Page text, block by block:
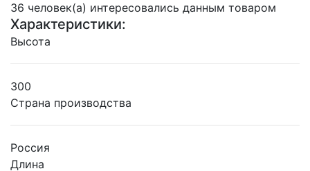
36 человек(а) интересовались данным товаром
Характеристики:
Высота
300
Страна производства
Россия
Длина